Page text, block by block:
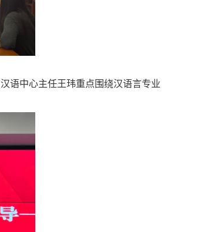
汉语中心主任王玮重点 围绕汉语言专业